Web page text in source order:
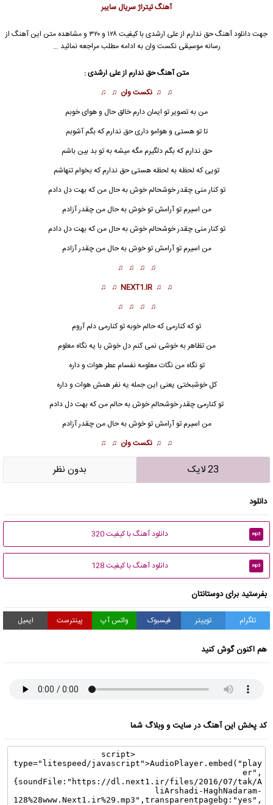
آهنگ تیتراژ سریال سایبر
جهت دانلود آهنگ حق ندارم ازعلی ارشدی
با کیفیت ۱۲۸ و ۳۲۰ و مشاهده متن این آهنگ از
رسانه موسیقی نکست وان به ادامه مطلب مراجعه نمائید …
متن آهنگ حق ندارم ازعلی ارشدی:
♫ ♫ نکست وان ♫ ♫
من به تصویر تو ایمان دارم خالق حال و هوای خوبم
تا تو هستی و هوامو داری حق ندارم که بگم آشوبم
حق ندارم که بگم دلگیرم مگه میشه به تو بد بین باشم
تویی که لحظه به لحظه هستی حق ندارم که بخوام تنهاشم
تو کنار منی چقدر خوشحالم خوش به حال من که بهت دل دادم
من اسیرم تو آرامش تو خوش به حال من چقدر آزادم
تو کنار منی چقدر خوشحالم خوش به حال من که بهت دل دادم
من اسیرم تو آرامش تو خوش به حال من چقدر آزادم
♫ ♫ ♫ ♫
♫ ♫
NEXT1.IR
♫ ♫
♫ ♫ ♫ ♫
تو که کنارمی که حالم خوبه تو کنارمی دلم آروم
من تظاهر به خوشی نمی کنم دل خوش با یه نگاه معلوم
تو نگاه من نگات معلومه نفسام عطر هوات و داره
کل خوشبختی یعنی این جمله یه نفر همش هوات و داره
تو کنارمی چقدر خوشحالم خوش به حالم من که بهت دل دادم
من اسیرم تو آرامش تو خوش به حال من چقدر آزادم
♫ ♫ نکست وان ♫ ♫
23 لایک بدون نظر
دانلود
mp3 دانلود آهنگ با کیفیت 320
mp3 دانلود آهنگ با کیفیت 128
بفرستید برای دوستانتان
تلگرام توییتر فیسبوک واتس آپ پینترست ایمیل
هم اکنون گوش کنید
کد پخش این آهنگ در سایت و وبلاگ شما